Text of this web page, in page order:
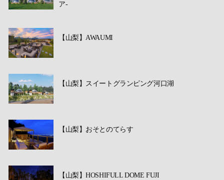
ア-
【山梨】AWAUMI
【山梨】スイートグランピング河口湖
【山梨】おそとのてらす
【山梨】HOSHIFULL DOME FUJI